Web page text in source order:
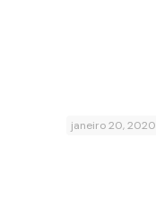
janeiro 20, 2020